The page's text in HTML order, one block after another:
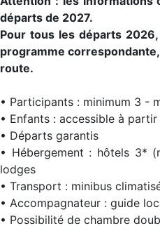
départs de 2027.
Pour tous les départs
programme
route.
• Participants : minimum 3 -
• Enfants : accessible à
• Départs garantis
• Hébergement : hôtels 3*
lodges
• Transport : minibus
• Accompagnateur : guide
• Possibilité de chambre